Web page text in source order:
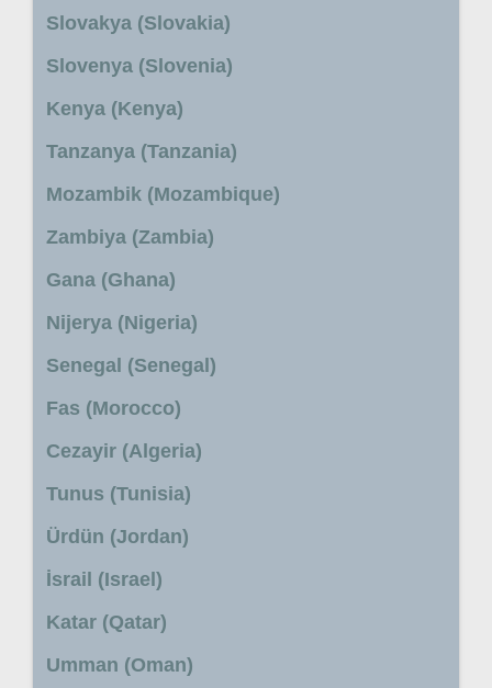
Slovakya (Slovakia)
Slovenya (Slovenia)
Kenya (Kenya)
Tanzanya (Tanzania)
Mozambik (Mozambique)
Zambiya (Zambia)
Gana (Ghana)
Nijerya (Nigeria)
Senegal (Senegal)
Fas (Morocco)
Cezayir (Algeria)
Tunus (Tunisia)
Ürdün (Jordan)
İsrail (Israel)
Katar (Qatar)
Umman (Oman)